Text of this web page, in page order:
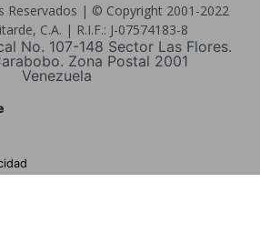
Reservados | © Copyright 2001-2022
C.A. | R.I.F.: J-07574183-8
No. 107-148 Sector Las Flores.
Zona Postal 2001
Venezuela